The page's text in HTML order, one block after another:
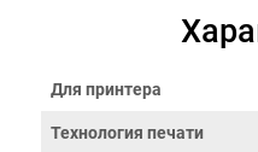
Для принтера
Технология печати